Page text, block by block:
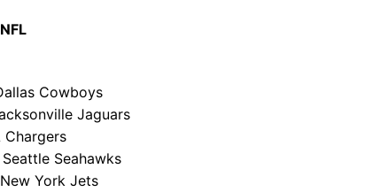
Cowboys
Jaguars
Chargers
Seahawks
York Jets